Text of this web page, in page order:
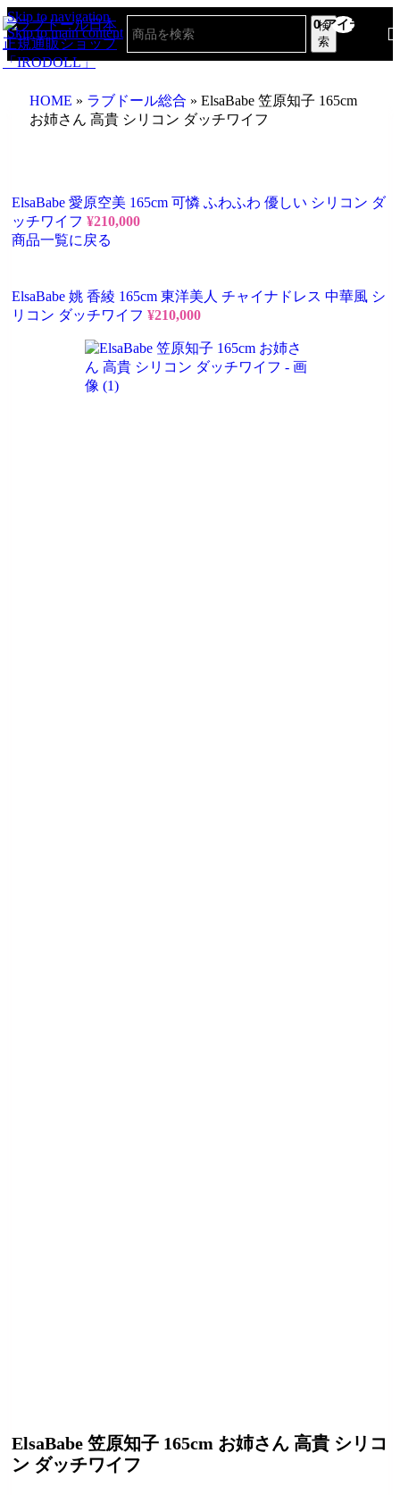
Skip to navigation
Skip to main content
検
索
0アイテム
HOME » ラブドール総合 » ElsaBabe 笠原知子 165cm
お姉さん 高貴 シリコン ダッチワイフ
ElsaBabe 愛原空美 165cm 可憐 ふわふわ 優しい シリコン ダ
ッチワイフ ¥210,000
商品一覧に戻る
ElsaBabe 姚 香綾 165cm 東洋美人 チャイナドレス 中華風 シ
リコン ダッチワイフ ¥210,000
ElsaBabe 笠原知子 165cm お姉さん 高貴 シリコ
ン ダッチワイフ